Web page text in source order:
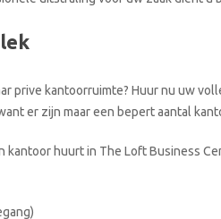
prive kantoorruimte? Huur nu uw
er zijn maar een bepert aantal
kantoor huurt in The Loft Business